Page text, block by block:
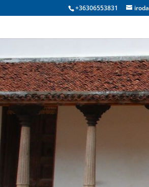
+36306553831